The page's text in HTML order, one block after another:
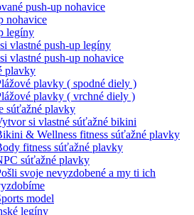
push-up nohavice
nohavice
legíny
vlastné push-up legíny
vlastné push-up nohavice
plavky
plavky ( spodné diely )
plavky ( vrchné diely )
súťažné plavky
si vlastné súťažné bikini
& Wellness fitness súťažné plavky
fitness súťažné plavky
súťažné plavky
svoje nevyzdobené a my ti ich
model
legíny